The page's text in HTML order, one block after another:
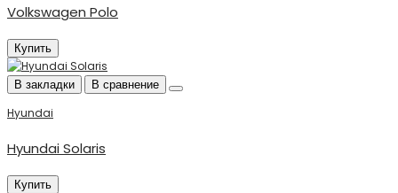
Volkswagen Polo
Купить
В закладки В сравнение
Hyundai
Hyundai Solaris
Купить